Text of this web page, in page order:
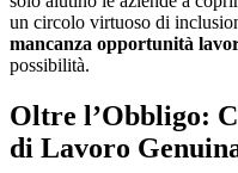
un circolo virtuoso di
mancanza opportunità
possibilità.
Oltre l’Obbligo:
di Lavoro